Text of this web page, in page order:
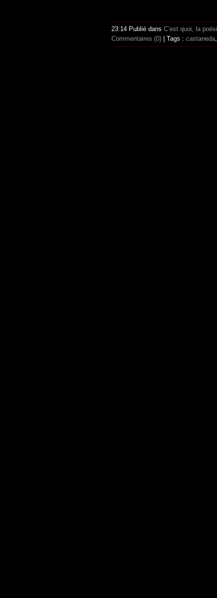
23:14 Publié dans C’est quoi, la
Commentaires (0) | Tags : castaneda